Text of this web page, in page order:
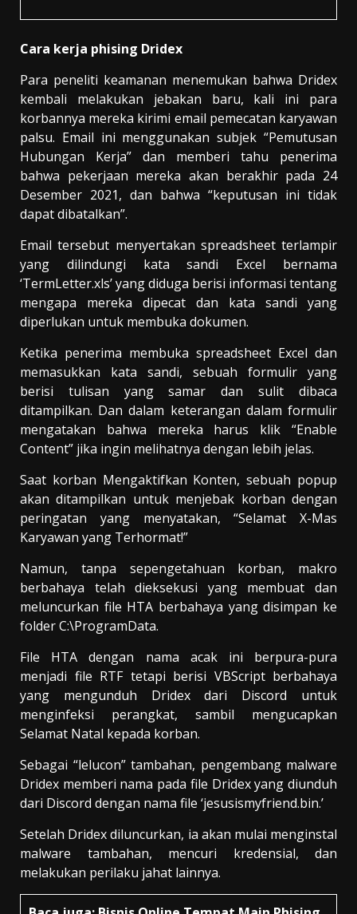
Cara kerja phising Dridex
Para peneliti keamanan menemukan bahwa Dridex
kembali melakukan jebakan baru, kali ini para
korbannya mereka kirimi email pemecatan karyawan
palsu. Email ini menggunakan subjek “Pemutusan
Hubungan Kerja” dan memberi tahu penerima
bahwa pekerjaan mereka akan berakhir pada 24
Desember 2021, dan bahwa “keputusan ini tidak
dapat dibatalkan”.
Email tersebut menyertakan spreadsheet terlampir
yang dilindungi kata sandi Excel bernama
‘TermLetter.xls’ yang diduga berisi informasi tentang
mengapa mereka dipecat dan kata sandi yang
diperlukan untuk membuka dokumen.
Ketika penerima membuka spreadsheet Excel dan
memasukkan kata sandi, sebuah formulir yang
berisi tulisan yang samar dan sulit dibaca
ditampilkan. Dan dalam keterangan dalam formulir
mengatakan bahwa mereka harus klik “Enable
Content” jika ingin melihatnya dengan lebih jelas.
Saat korban Mengaktifkan Konten, sebuah popup
akan ditampilkan untuk menjebak korban dengan
peringatan yang menyatakan, “Selamat X-Mas
Karyawan yang Terhormat!”
Namun, tanpa sepengetahuan korban, makro
berbahaya telah dieksekusi yang membuat dan
meluncurkan file HTA berbahaya yang disimpan ke
folder C:\ProgramData.
File HTA dengan nama acak ini berpura-pura
menjadi file RTF tetapi berisi VBScript berbahaya
yang mengunduh Dridex dari Discord untuk
menginfeksi perangkat, sambil mengucapkan
Selamat Natal kepada korban.
Sebagai “lelucon” tambahan, pengembang malware
Dridex memberi nama pada file Dridex yang diunduh
dari Discord dengan nama file ‘jesusismyfriend.bin.’
Setelah Dridex diluncurkan, ia akan mulai menginstal
malware tambahan, mencuri kredensial, dan
melakukan perilaku jahat lainnya.